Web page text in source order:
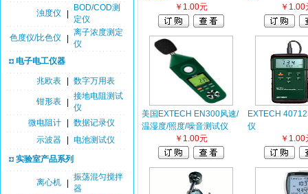
浊度仪
BOD/COD测
定仪
色度仪/比色仪
离子浓度测定
仪
电子电工仪器
兆欧表 数字万用表
钳形表
接地电阻测试
仪
微电阻计
数据记录仪
示波器
电池测试仪
实验室产品系列
离心机
振荡混匀搅拌
器
￥1.00元
￥1.00
美国EXTECH EN300风速/
温湿度/照度/噪音测试仪
￥1.00元
EXTECH
仪
￥1.00